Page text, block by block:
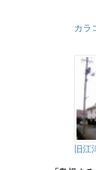
カラ
旧江